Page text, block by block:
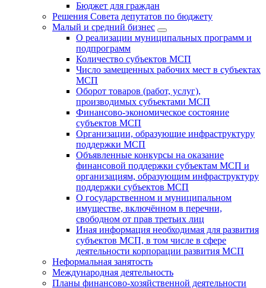
Бюджет для граждан
Решения Совета депутатов по бюджету
Малый и средний бизнес
О реализации муниципальных программ и
подпрограмм
Количество субъектов МСП
Число замещенных рабочих мест в субъектах
МСП
Оборот товаров (работ, услуг),
производимых субъектами МСП
Финансово-экономическое состояние
субъектов МСП
Организации, образующие инфраструктуру
поддержки МСП
Объявленные конкурсы на оказание
финансовой поддержки субъектам МСП и
организациям, образующим инфраструктуру
поддержки субъектов МСП
О государственном и муниципальном
имуществе, включённом в перечни,
свободном от прав третьих лиц
Иная информация необходимая для развития
субъектов МСП, в том числе в сфере
деятельности корпорации развития МСП
Неформальная занятость
Международная деятельность
Планы финансово-хозяйственной деятельности